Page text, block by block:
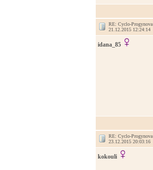
RE: Cyclo-Progynova
21.12.2015 12:24:14
idana_85
RE: Cyclo-Progynova
23.12.2015 20:03:16
kokouli